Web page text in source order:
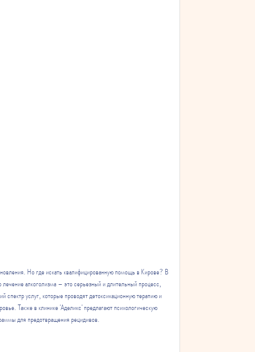
алкоголизма – это серьезный и длительный процесс,
услуг, которые проводят детоксикационную терапию и
Также в клинике 'Аделикс' предлагают психологическую
для предотвращения рецидивов.